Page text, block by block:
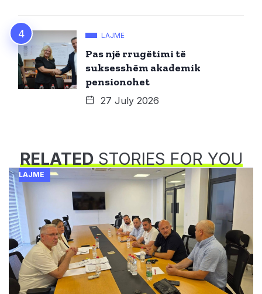
LAJME
Pas një rrugëtimi të
suksesshëm akademik
pensionohet
27 July 2026
RELATEDSTORIES FOR YOU
LAJME